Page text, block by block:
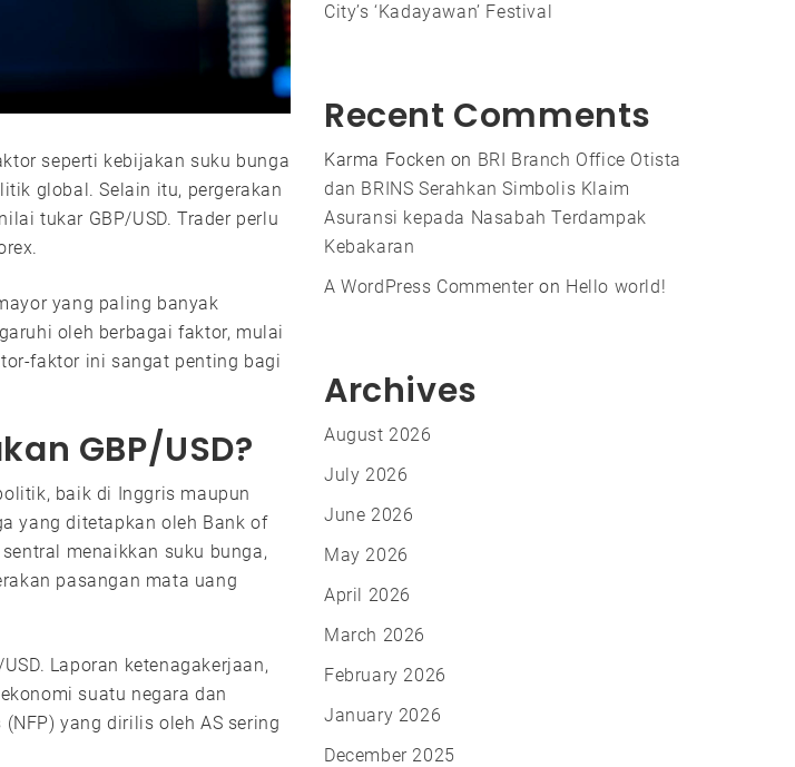
seperti kebijakan suku bunga
global. Selain itu, pergerakan
tukar GBP/USD. Trader perlu
yang paling banyak
oleh berbagai faktor, mulai
faktor ini sangat penting bagi
GBP/USD?
baik di Inggris maupun
yang ditetapkan oleh Bank of
menaikkan suku bunga,
pasangan mata uang
Laporan ketenagakerjaan,
suatu negara dan
yang dirilis oleh AS sering
City’s ‘Kadayawan’ Festival
Recent Comments
Karma Focken on BRI Branch Office Otista
dan BRINS Serahkan Simbolis Klaim
Asuransi kepada Nasabah Terdampak
Kebakaran
A WordPress Commenteron Hello world!
Archives
August 2026
July 2026
June 2026
May 2026
April 2026
March 2026
February 2026
January 2026
December 2025